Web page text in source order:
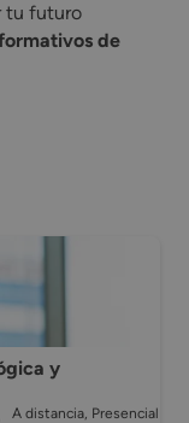
tu futuro
de
y
A distancia, Presencial